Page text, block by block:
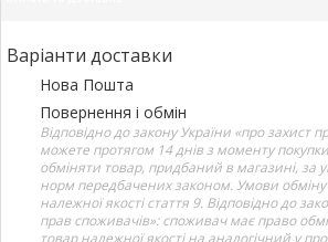
Варіанти доставки
Нова Пошта
Повернення і обмін
Відповідно до закону України «про захист
можете протягом 14 днів з моменту
обміняти товар, придбаний в магазині, за
норм передбачених законом. Умови
належної якості стаття 9. Відповідно до
прав споживачів»: споживач має право
товар належної якості на аналогічний у